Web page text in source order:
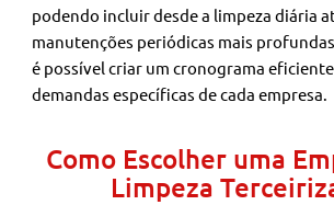
podendo incluir desde a limpeza diária
manutenções periódicas mais
é possível criar um cronograma
demandas específicas de cada empresa.
Como Escolher uma
Limpeza